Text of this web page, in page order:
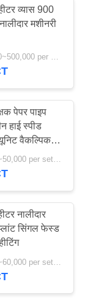
14
6
व्यास 900
मशीनरी
USD 100,000~500,000 per set MOQ:एक सेट
पेपर पाइप
हाई स्पीड
वैकल्पिक
USD 30,000~50,000 per set MOQ:एक सेट
नालीदार
सिंगल फेस्ड